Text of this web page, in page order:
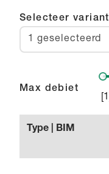
Selecteer variant
1 geselecteerd
Max debiet
1
Type | BIM